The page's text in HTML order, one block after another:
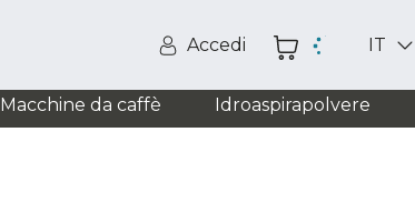
Accedi IT
Macchine da caffè Idroaspirapolvere